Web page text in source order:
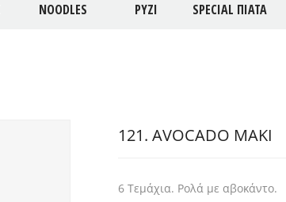
NOODLES ΡΥΖΙ SPECIAL ΠΙΑΤΑ
121. AVOCADO MAKI
6 Τεμάχια. Ρολά με αβοκάντο.